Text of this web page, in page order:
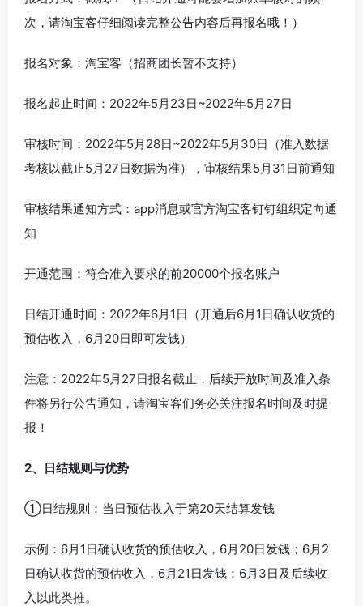
次，请淘宝客仔细阅读完整公告内容后再报名哦！）
报名对象：淘宝客（招商团长暂不支持）
报名起止时间：2022年5月23日~2022年5月27日
审核时间：2022年5月28日~2022年5月30日（准入数据
考核以截止5月27日数据为准），审核结果5月31日前通知
审核结果通知方式：app消息或官方淘宝客钉钉组织定向通
知
开通范围：符合准入要求的前20000个报名账户
日结开通时间：2022年6月1日（开通后6月1日确认收货的
预估收入，6月20日即可发钱）
注意：2022年5月27日报名截止，后续开放时间及准入条
件将另行公告通知，请淘宝客们务必关注报名时间及时提
报！
2、日结规则与优势
①日结规则：当日预估收入于第20天结算发钱
示例：6月1日确认收货的预估收入，6月20日发钱；6月2
日确认收货的预估收入，6月21日发钱；6月3日及后续收
入以此类推。